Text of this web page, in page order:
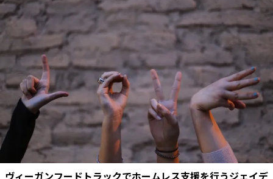
ヴィーガンフードトラックでホームレス支援を行うジェイデ